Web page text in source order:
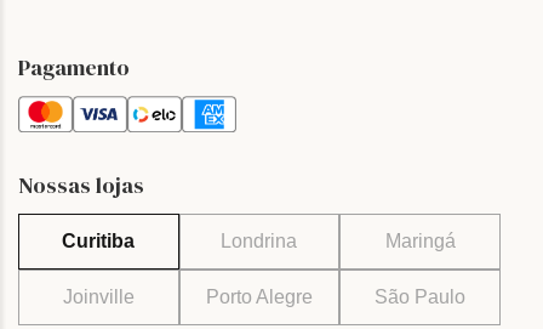
Pagamento
Nossas lojas
Curitiba Londrina Maringá
Joinville Porto Alegre São Paulo